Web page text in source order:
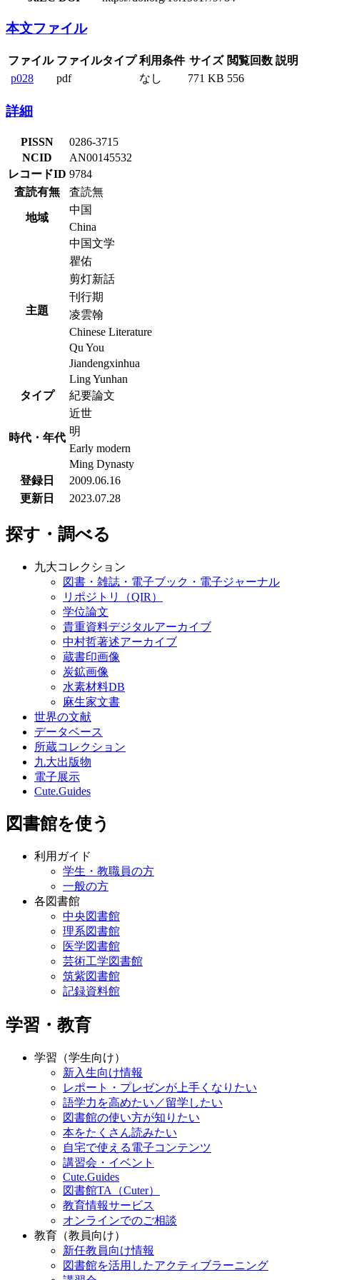
本文ファイル
ファイル ファイルタイプ 利用条件 サイズ 閲覧回数 説明
p028
pdf なし 771 KB 556
詳細
PISSN
0286-3715
NCID
AN00145532
レコードID 9784
査読有無
査読無
地域
中国
China
主題
中国文学
瞿佑
剪灯新話
刊行期
凌雲翰
Chinese Literature
Qu You
Jiandengxinhua
Ling Yunhan
タイプ
紀要論文
時代・年代
近世
明
Early modern
Ming Dynasty
登録日
2009.06.16
更新日
2023.07.28
探す・調べる
九大コレクション
図書・雑誌・電子ブック・電子ジャーナル
リポジトリ（QIR）
学位論文
貴重資料デジタルアーカイブ
中村哲著述アーカイブ
蔵書印画像
炭鉱画像
水素材料DB
麻生家文書
世界の文献
データベース
所蔵コレクション
九大出版物
電子展示
Cute.Guides
図書館を使う
利用ガイド
学生・教職員の方
一般の方
各図書館
中央図書館
理系図書館
医学図書館
芸術工学図書館
筑紫図書館
記録資料館
学習・教育
学習（学生向け）
新入生向け情報
レポート・プレゼンが上手くなりたい
語学力を高めたい／留学したい
図書館の使い方が知りたい
本をたくさん読みたい
自宅で使える電子コンテンツ
講習会・イベント
Cute.Guides
図書館TA（Cuter）
教育情報サービス
オンラインでのご相談
教育（教員向け）
新任教員向け情報
図書館を活用したアクティブラーニング